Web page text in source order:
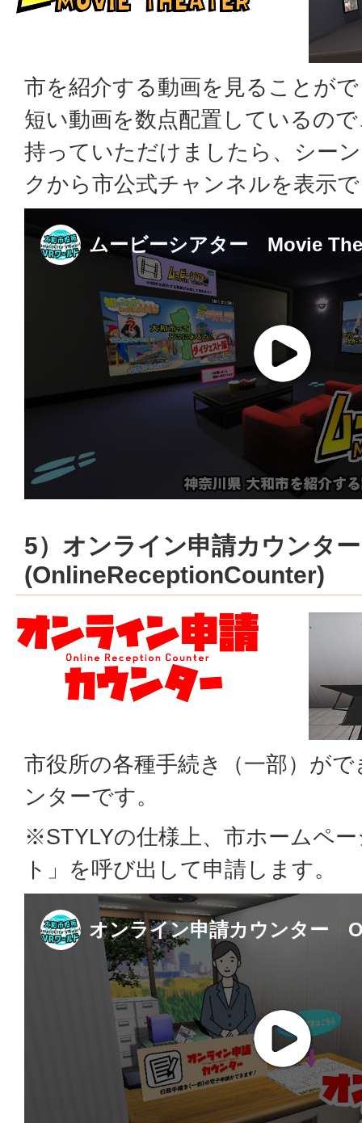
市を紹介する動画を見ることが
短い動画を数点配置しているの
持っていただけましたら、シー
クから市公式チャンネルを表示
5）オンライン申請カウンター
(OnlineReceptionCounter)
市役所の各種手続き（一部）が
ンターです。
※STYLYの仕様上、市ホームペ
ト」を呼び出して申請します。